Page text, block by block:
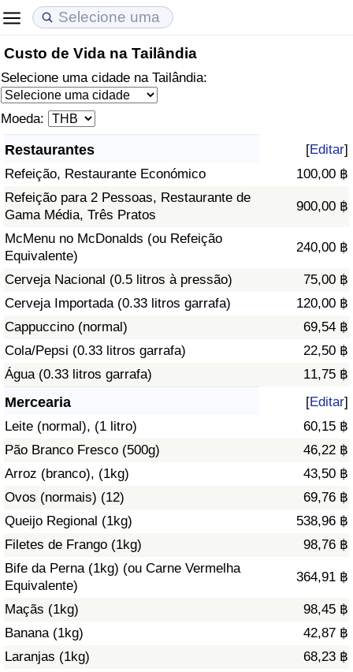
Custo de Vida na Tailândia
Selecione uma cidade na Tailândia:
Moeda:
Restaurantes [Editar]
Refeição, Restaurante Económico
100,00 ฿
Refeição para 2 Pessoas, Restaurante de
Gama Média, Três Pratos
900,00 ฿
McMenu no McDonalds (ou Refeição
Equivalente)
240,00 ฿
Cerveja Nacional (0.5 litros à pressão)
75,00 ฿
Cerveja Importada (0.33 litros garrafa)
120,00 ฿
Cappuccino (normal)
69,54 ฿
Cola/Pepsi (0.33 litros garrafa)
22,50 ฿
Água (0.33 litros garrafa)
11,75 ฿
Mercearia [Editar]
Leite (normal), (1 litro)
60,15 ฿
Pão Branco Fresco (500g)
46,22 ฿
Arroz (branco), (1kg)
43,50 ฿
Ovos (normais) (12)
69,76 ฿
Queijo Regional (1kg)
538,96 ฿
Filetes de Frango (1kg)
98,76 ฿
Bife da Perna (1kg) (ou Carne Vermelha
Equivalente)
364,91 ฿
Maçãs (1kg)
98,45 ฿
Banana (1kg)
42,87 ฿
Laranjas (1kg)
68,23 ฿
Custo de Vida
Indicador de Custo de Vida (Atual)
Indicador de Custo de Vida Por País
em Aqaba
Preços de Imóveis
Indicador de Preços de Imóveis (Atual)
Indicador de Preços de Imóveis por País
Qualidade de Vida
Indicador de Qualidade de Vida
Índice de qualidade de vida por país
Crime
Taxa do Indicador de Crime (Atual)
Indicador de Crime
Saúde
Indicador de Saúde (Atual)
Indicador de Saúde
Indicador de Saúde por País
Poluição
Indicador de Poluição (Atual)
Indicador de Poluição por País